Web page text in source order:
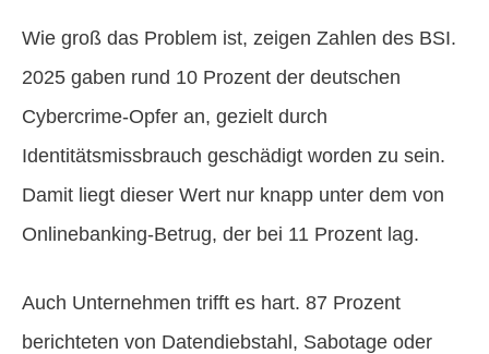
Wie groß das Problem ist, zeigen Zahlen des BSI.
2025 gaben rund 10 Prozent der deutschen
Cybercrime-Opfer an, gezielt durch
Identitätsmissbrauch geschädigt worden zu sein.
Damit liegt dieser Wert nur knapp unter dem von
Onlinebanking-Betrug, der bei 11 Prozent lag.
Auch Unternehmen trifft es hart. 87 Prozent
berichteten von Datendiebstahl, Sabotage oder